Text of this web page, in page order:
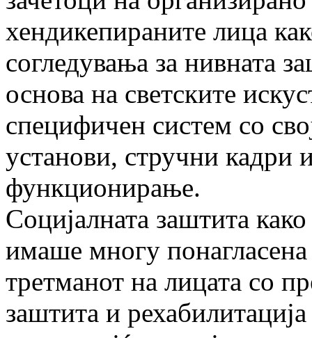
хендикепираните лица
согледувања за нивната
основа на светските
специфичен систем со
установи, стручни кадри
функционирање.
Социјалната заштита
имаше многу
третманот на лицата со
заштита и